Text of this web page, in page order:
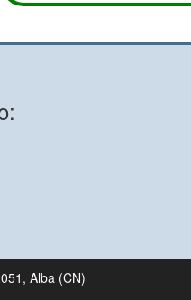
Alba (CN)